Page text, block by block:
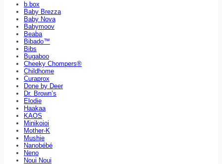
b.box
Baby Brezza
Baby Nova
Babymoov
Beaba
Bibado™
Bibs
Bugaboo
Cheeky Chompers®
Childhome
Curaprox
Done by Deer
Dr. Brown’s
Elodie
Haakaa
KAOS
Minikoioi
Mother-K
Mushie
Nanobébé
Neno
Noui Noui